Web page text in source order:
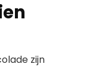
zijn